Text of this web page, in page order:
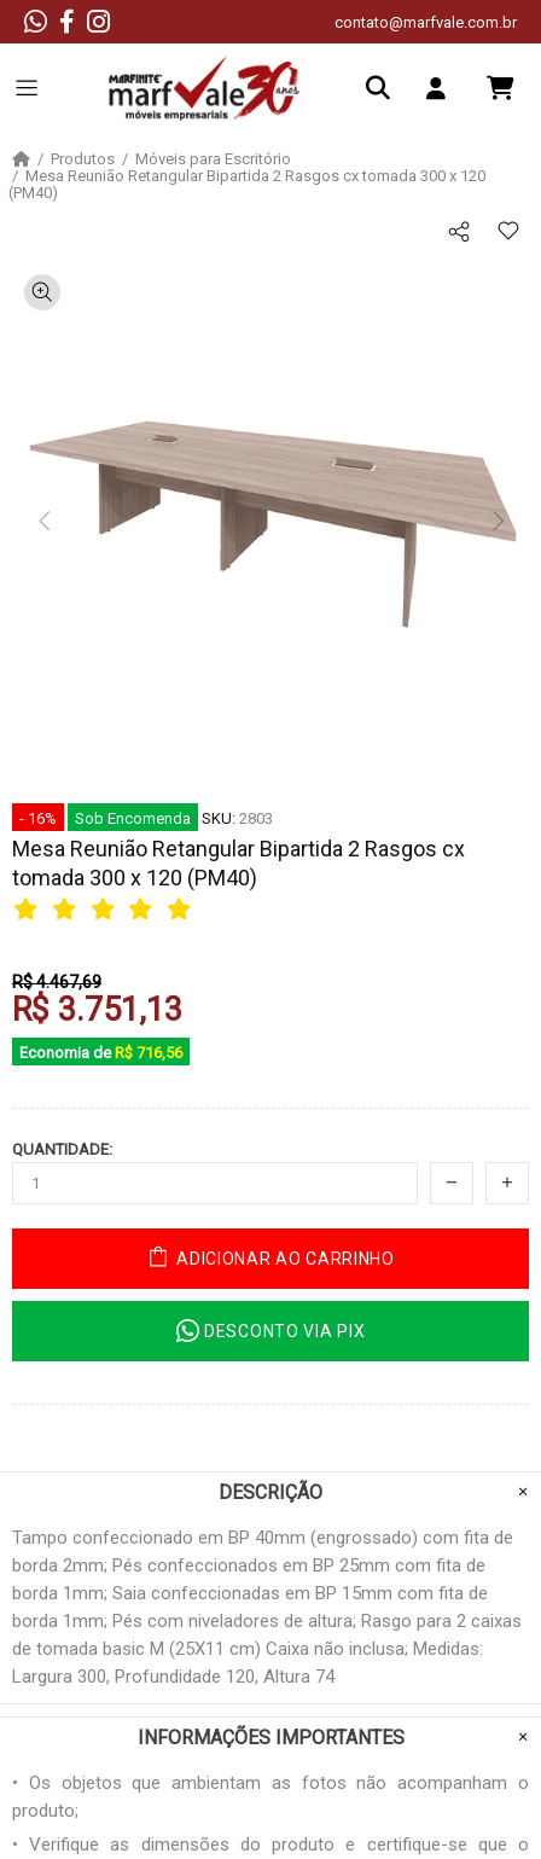
contato@marfvale.com.br
Produtos
Móveis para Escritório
Mesa Reunião Retangular Bipartida 2 Rasgos cx tomada 300 x 120
(PM40)
- 16% Sob Encomenda SKU: 2803
Mesa Reunião Retangular Bipartida 2 Rasgos cx
tomada 300 x 120 (PM40)
R$ 4.467,69
R$ 3.751,13
Economia de R$ 716,56
QUANTIDADE:
ADICIONAR AO CARRINHO
DESCONTO VIA PIX
DESCRIÇÃO
Tampo confeccionado em BP 40mm (engrossado) com fita de
borda 2mm; Pés confeccionados em BP 25mm com fita de
borda 1mm; Saia confeccionadas em BP 15mm com fita de
borda 1mm; Pés com niveladores de altura; Rasgo para 2 caixas
de tomada basic M (25X11 cm) Caixa não inclusa; Medidas:
Largura 300, Profundidade 120, Altura 74
INFORMAÇÕES IMPORTANTES
• Os objetos que ambientam as fotos não acompanham o
produto;
• Verifique as dimensões do produto e certifique-se que o